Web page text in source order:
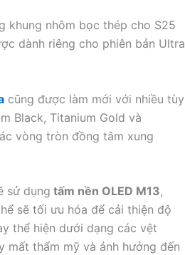
khung nhôm bọc thép cho S25
dành riêng cho phiên bản Ultra
cũng được làm mới với nhiều tùy
Black, Titanium Gold và
vòng tròn đồng tâm xung
sử dụng tấm nền OLED M13,
sẽ tối ưu hóa để cải thiện độ
thể hiện dưới dạng các vệt
mất thẩm mỹ và ảnh hưởng đến